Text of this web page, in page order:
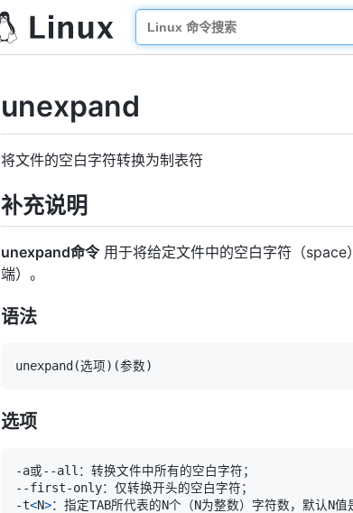
unexpand
将文件的空白字符转换为制表符
补充说明
unexpand命令用于将给定文件中的空白字符（space
端）。
语法
unexpand (选项) (参数)
选项
-t<N>